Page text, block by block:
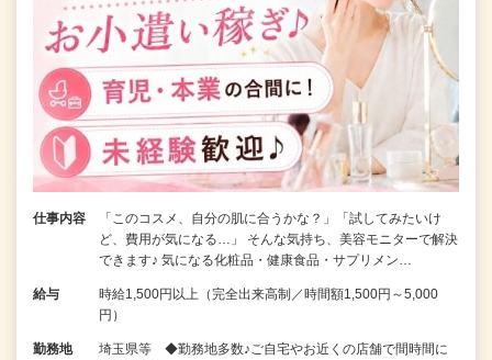
仕事内容
「このコスメ、自分の肌に合うかな？」「試してみたいけ
ど、費用が気になる…」 そんな気持ち、美容モニターで解決
できます♪ 気になる化粧品・健康食品・サプリメン…
給与
時給1,500円以上（完全出来高制／時間額1,500円～5,000
円）
勤務地
埼玉県等 ◆勤務地多数♪ご自宅やお近くの店舗で間時間に